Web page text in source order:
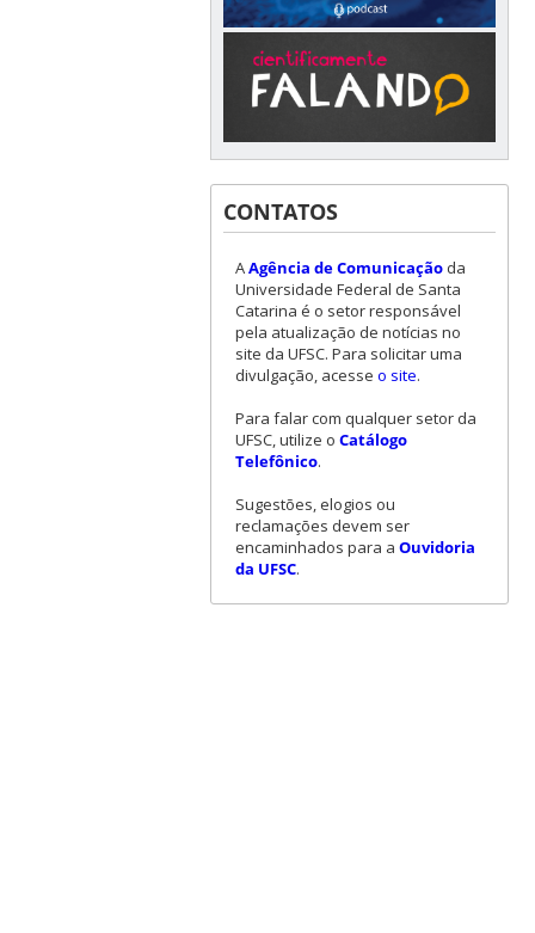
CONTATOS
AAgência de Comunicaçãoda
Universidade Federal de Santa
Catarina é o setor responsável
pela atualização de notícias no
site da UFSC. Para solicitar uma
divulgação, acesse o site.
Para falar com qualquer setor da
UFSC, utilize o Catálogo
Telefônico.
Sugestões, elogios ou
reclamações devem ser
encaminhados para a Ouvidoria
da UFSC.